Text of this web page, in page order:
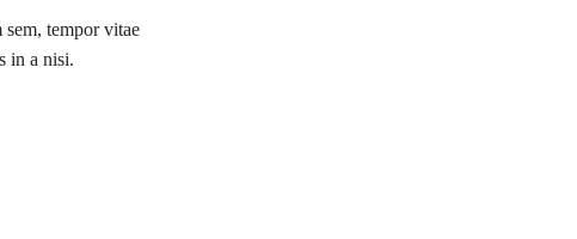
tempor vitae
in a nisi.